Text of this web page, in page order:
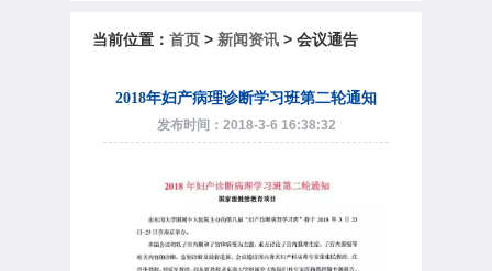
当前位置： 首页 > 新闻资讯 > 会议通告
2018年妇产病理诊断学习班第二轮通知
发布时间：2018-3-6 16:38:32